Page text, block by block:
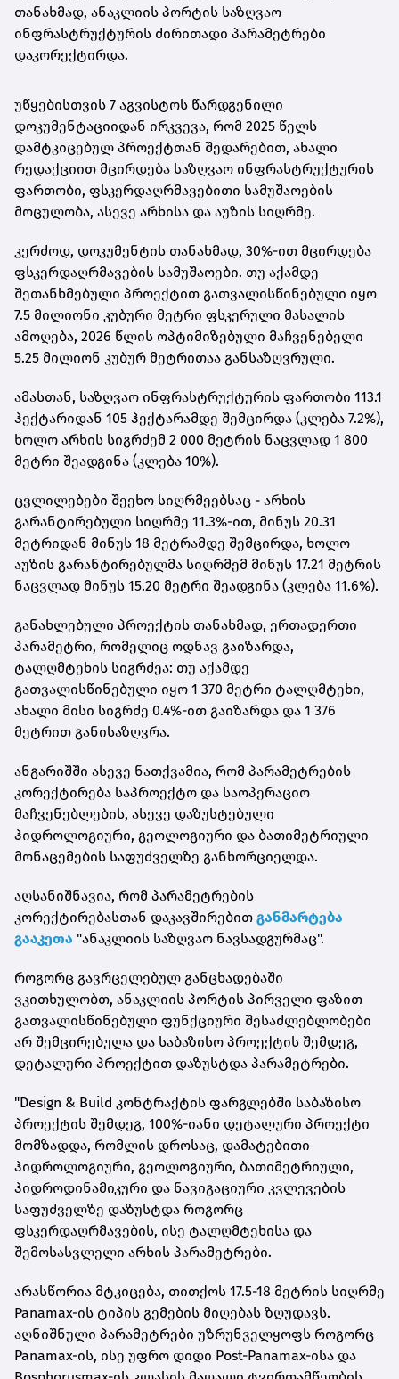
თანახმად, ანაკლიის პორტის საზღვაო
ინფრასტრუქტურის ძირითადი პარამეტრები
დაკორექტირდა.
უწყებისთვის 7 აგვისტოს წარდგენილი
დოკუმენტაციიდან ირკვევა, რომ 2025 წელს
დამტკიცებულ პროექტთან შედარებით, ახალი
რედაქციით მცირდება საზღვაო ინფრასტრუქტურის
ფართობი, ფსკერდაღრმავებითი სამუშაოების
მოცულობა, ასევე არხისა და აუზის სიღრმე.
კერძოდ, დოკუმენტის თანახმად, 30%-ით მცირდება
ფსკერდაღრმავების სამუშაოები. თუ აქამდე
შეთანხმებული პროექტით გათვალისწინებული იყო
7.5 მილიონი კუბური მეტრი ფსკერული მასალის
ამოღება, 2026 წლის ოპტიმიზებული მაჩვენებელი
5.25 მილიონ კუბურ მეტრითაა განსაზღვრული.
ამასთან, საზღვაო ინფრასტრუქტურის ფართობი 113.1
ჰექტარიდან 105 ჰექტარამდე შემცირდა (კლება 7.2%),
ხოლო არხის სიგრძემ 2 000 მეტრის ნაცვლად 1 800
მეტრი შეადგინა (კლება 10%).
ცვლილებები შეეხო სიღრმეებსაც - არხის
გარანტირებული სიღრმე 11.3%-ით, მინუს 20.31
მეტრიდან მინუს 18 მეტრამდე შემცირდა, ხოლო
აუზის გარანტირებულმა სიღრმემ მინუს 17.21 მეტრის
ნაცვლად მინუს 15.20 მეტრი შეადგინა (კლება 11.6%).
განახლებული პროექტის თანახმად, ერთადერთი
პარამეტრი, რომელიც ოდნავ გაიზარდა,
ტალღმტეხის სიგრძეა: თუ აქამდე
გათვალისწინებული იყო 1 370 მეტრი ტალღმტეხი,
ახალი მისი სიგრძე 0.4%-ით გაიზარდა და 1 376
მეტრით განისაზღვრა.
ანგარიშში ასევე ნათქვამია, რომ პარამეტრების
კორექტირება საპროექტო და საოპერაციო
მაჩვენებლების, ასევე დაზუსტებული
ჰიდროლოგიური, გეოლოგიური და ბათიმეტრიული
მონაცემების საფუძველზე განხორციელდა.
აღსანიშნავია, რომ პარამეტრების
კორექტირებასთან დაკავშირებით განმარტება
გააკეთა "ანაკლიის საზღვაო ნავსადგურმაც".
როგორც გავრცელებულ განცხადებაში
ვკითხულობთ, ანაკლიის პორტის პირველი ფაზით
გათვალისწინებული ფუნქციური შესაძლებლობები
არ შემცირებულა და საბაზისო პროექტის შემდეგ,
დეტალური პროექტით დაზუსტდა პარამეტრები.
"Design & Build კონტრაქტის ფარგლებში საბაზისო
პროექტის შემდეგ, 100%-იანი დეტალური პროექტი
მომზადდა, რომლის დროსაც, დამატებითი
ჰიდროლოგიური, გეოლოგიური, ბათიმეტრიული,
ჰიდროდინამიკური და ნავიგაციური კვლევების
საფუძველზე დაზუსტდა როგორც
ფსკერდაღრმავების, ისე ტალღმტეხისა და
შემოსასვლელი არხის პარამეტრები.
არასწორია მტკიცება, თითქოს 17.5-18 მეტრის სიღრმე
Panamax-ის ტიპის გემების მიღებას ზღუდავს.
აღნიშნული პარამეტრები უზრუნველყოფს როგორც
Panamax-ის, ისე უფრო დიდი Post-Panamax-ისა და